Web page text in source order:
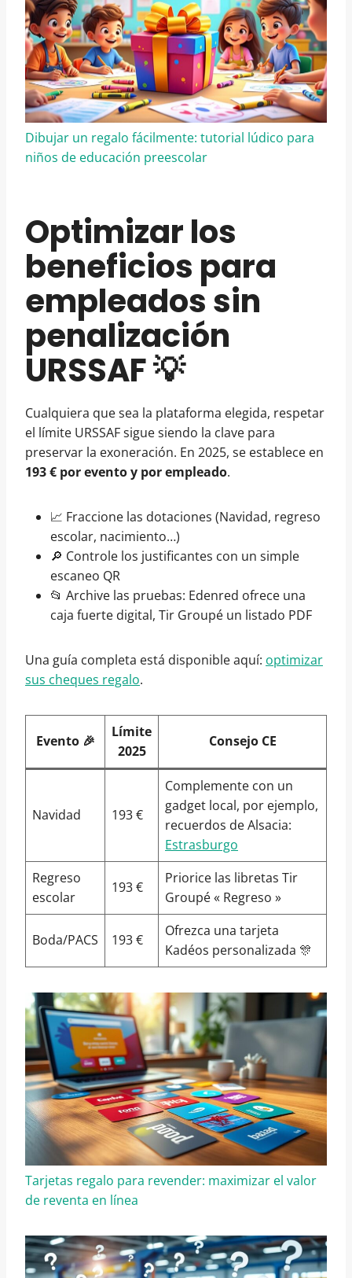
Dibujar un regalo fácilmente: tutorial lúdico para
niños de educación preescolar
Optimizar los
beneficios para
empleados sin
penalización
URSSAF 💡
Cualquiera que sea la plataforma elegida, respetar
el límite URSSAF sigue siendo la clave para
preservar la exoneración. En 2025, se establece en
193 € por evento y por empleado.
📈 Fraccione las dotaciones (Navidad, regreso
escolar, nacimiento…)
🔎 Controle los justificantes con un simple
escaneo QR
📂 Archive las pruebas: Edenred ofrece una
caja fuerte digital, Tir Groupé un listado PDF
Una guía completa está disponible aquí: optimizar
sus cheques regalo.
Evento 🎉
Límite
2025
Consejo CE
Navidad 193 €
Complemente con un
gadget local, por ejemplo,
recuerdos de Alsacia:
Estrasburgo
Regreso
escolar
193 €
Priorice las libretas Tir
Groupé « Regreso »
Boda/PACS 193 €
Ofrezca una tarjeta
Kadéos personalizada 🎊
Tarjetas regalo para revender: maximizar el valor
de reventa en línea